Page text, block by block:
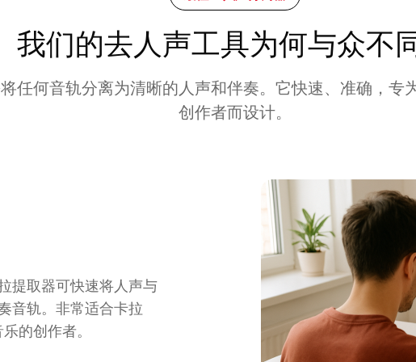
我们的去人声工具为何与众不
任何音轨分离为清晰的人声和伴奏。它快速、准确，专
创作者而设计。
提取器可快速将人声与
音轨。非常适合卡拉
的创作者。